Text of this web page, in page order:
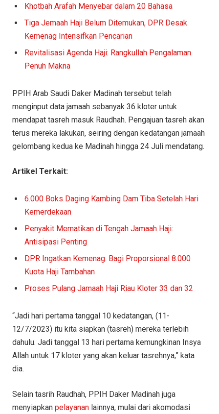
Khotbah Arafah Menyebar dalam 20 Bahasa
Tiga Jemaah Haji Belum Ditemukan, DPR Desak
Kemenag Intensifkan Pencarian
Revitalisasi Agenda Haji: Rangkullah Pengalaman
Penuh Makna
PPIH Arab Saudi Daker Madinah tersebut telah
menginput data jamaah sebanyak 36 kloter untuk
mendapat tasreh masuk Raudhah. Pengajuan tasreh akan
terus mereka lakukan, seiring dengan kedatangan jamaah
gelombang kedua ke Madinah hingga 24 Juli mendatang.
Artikel Terkait:
6.000 Boks Daging Kambing Dam Tiba Setelah Hari
Kemerdekaan
Penyakit Mematikan di Tengah Jamaah Haji:
Antisipasi Penting
DPR Ingatkan Kemenag: Bagi Proporsional 8.000
Kuota Haji Tambahan
Proses Pulang Jamaah Haji Riau Kloter 33 dan 32
“Jadi hari pertama tanggal 10 kedatangan, (11-
12/7/2023) itu kita siapkan (tasreh) mereka terlebih
dahulu. Jadi tanggal 13 hari pertama kemungkinan Insya
Allah untuk 17 kloter yang akan keluar tasrehnya,” kata
dia.
Selain tasrih Raudhah, PPIH Daker Madinah juga
menyiapkan pelayanan lainnya, mulai dari akomodasi